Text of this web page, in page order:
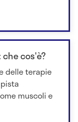
cos'è?
delle terapie
muscoli e